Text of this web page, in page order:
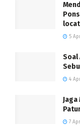
5
Soal
4
7